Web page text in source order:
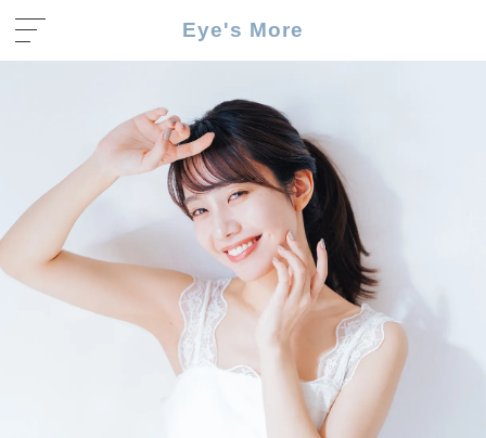
Eye's More